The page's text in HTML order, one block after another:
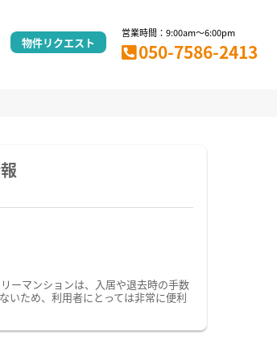
物件リクエスト
営業時間：9:00am～6:00pm
050-7586-2413
ーマンションは、入居や退去時の手数
いため、利用者にとっては非常に便利